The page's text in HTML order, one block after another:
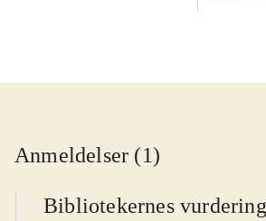
Anmeldelser (1)
Bibliotekernes vurdering